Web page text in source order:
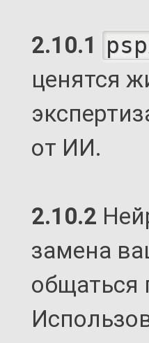
2.10.1
ценятся
от ИИ.
2.10.2
замена
общаться